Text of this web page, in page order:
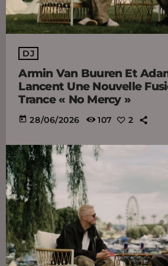
DJ
Armin Van Buuren Et
Lancent Une Nouvelle
Trance « No Mercy »
today 28/06/2026 107 2